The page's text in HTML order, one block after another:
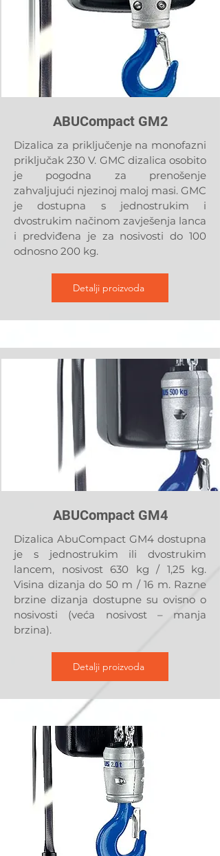
ABUCompact GM2
Dizalica za priključenje na monofazni
priključak 230 V. GMC dizalica osobito
je pogodna za prenošenje
zahvaljujući njezinoj maloj masi. GMC
je dostupna s jednostrukim i
dvostrukim načinom zavješenja lanca
i predviđena je za nosivosti do 100
odnosno 200 kg.
Detalji proizvoda
ABUCompact GM4
Dizalica AbuCompact GM4 dostupna
je s jednostrukim ili dvostrukim
lancem, nosivost 630 kg / 1,25 kg.
Visina dizanja do 50 m / 16 m. Razne
brzine dizanja dostupne su ovisno o
nosivosti (veća nosivost – manja
brzina).
Detalji proizvoda